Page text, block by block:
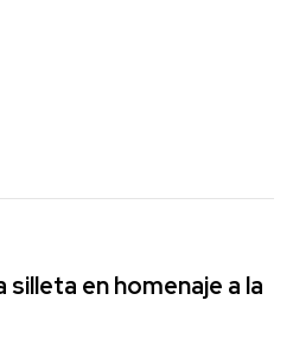
silleta en homenaje a la